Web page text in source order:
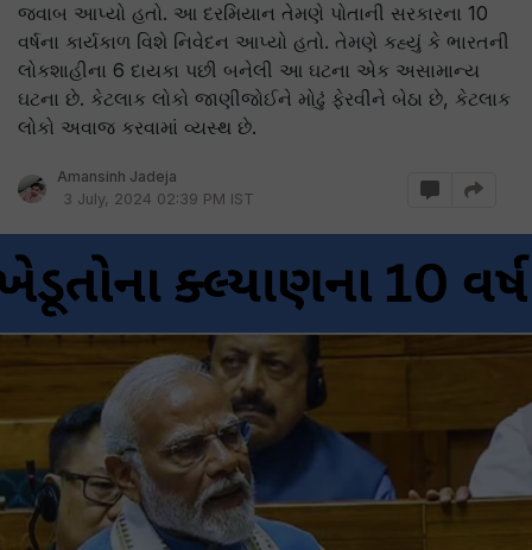
જવાબ આપ્યો હતો. આ દરમિયાન તેમણે પોતાની સરકારના 10
વર્ષના કાર્યકાળ વિશે નિવેદન આપ્યો હતો. તેમણે કહ્યું કે ભારતની
લોકશાહીના 6 દાયકા પછી બનેલી આ ઘટના એક અસામાન્ય
ઘટના છે. કેટલાક લોકો જાણીજોઈને મોઢું ફેરવીને બેઠા છે, કેટલાક
લોકો અવાજ કરવામાં વ્યસ્થ છે.
Amansinh Jadeja
3 July, 2024 02:39 PM IST